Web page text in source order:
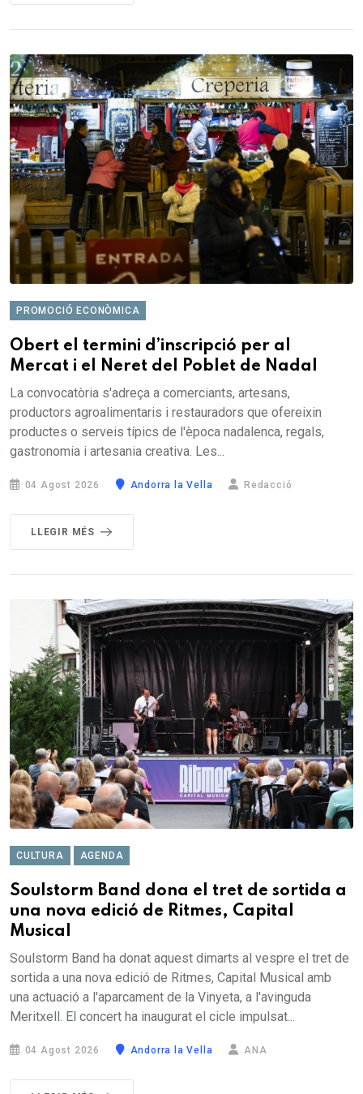
PROMOCIÓ ECONÒMICA
Obert el termini d’inscripció per al
Mercat i el Neret del Poblet de Nadal
La convocatòria s'adreça a comerciants, artesans,
productors agroalimentaris i restauradors que ofereixin
productes o serveis típics de l'època nadalenca, regals,
gastronomia i artesania creativa. Les...
04 Agost 2026 Andorra la Vella Redacció
LLEGIR MÉS
CULTURA AGENDA
Soulstorm Band dona el tret de sortida a
una nova edició de Ritmes, Capital
Musical
Soulstorm Band ha donat aquest dimarts al vespre el tret de
sortida a una nova edició de Ritmes, Capital Musical amb
una actuació a l'aparcament de la Vinyeta, a l'avinguda
Meritxell. El concert ha inaugurat el cicle impulsat...
04 Agost 2026 Andorra la Vella ANA